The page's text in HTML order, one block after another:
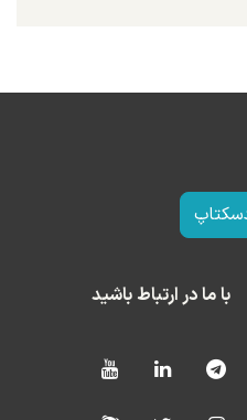
با ما در ارتباط باشید